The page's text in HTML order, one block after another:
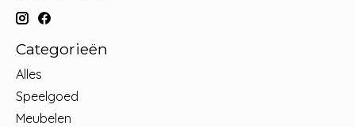
Categorieën
Alles
Speelgoed
Meubelen